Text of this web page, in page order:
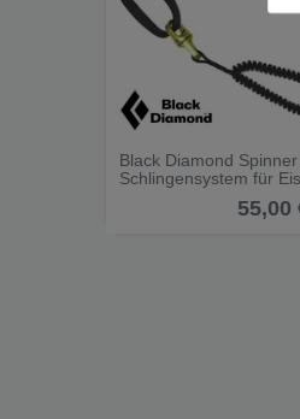
Black Diamond
Schlingensystem für
55,00